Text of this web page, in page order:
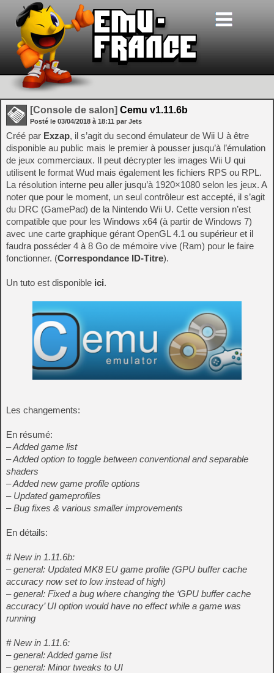
[Console de salon] Cemu v1.11.6b
Posté le 03/04/2018 à 18:11 par Jets
Créé par Exzap, il s’agit du second émulateur de Wii U à être
disponible au public mais le premier à pousser jusqu’à l’émulation
de jeux commerciaux. Il peut décrypter les images Wii U qui
utilisent le format Wud mais également les fichiers RPS ou RPL.
La résolution interne peu aller jusqu’à 1920×1080 selon les jeux. A
noter que pour le moment, un seul contrôleur est accepté, il s’agit
du DRC (GamePad) de la Nintendo Wii U. Cette version n’est
compatible que pour les Windows x64 (à partir de Windows 7)
avec une carte graphique gérant OpenGL 4.1 ou supérieur et il
faudra posséder 4 à 8 Go de mémoire vive (Ram) pour le faire
fonctionner. (Correspondance ID-Titre).
Un tuto est disponible ici.
Les changements:
En résumé:
– Added game list
– Added option to toggle between conventional and separable
shaders
– Added new game profile options
– Updated gameprofiles
– Bug fixes & various smaller improvements
En détails:
# New in 1.11.6b:
– general: Updated MK8 EU game profile (GPU buffer cache
accuracy now set to low instead of high)
– general: Fixed a bug where changing the ‘GPU buffer cache
accuracy’ UI option would have no effect while a game was
running
# New in 1.11.6:
– general: Added game list
– general: Minor tweaks to UI